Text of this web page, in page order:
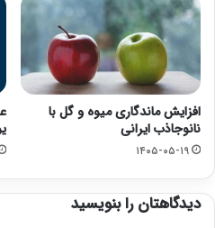
افزایش ماندگاری میوه و گل با
نانوجاذب ایرانی
۱۴۰۵-۰۵-۱۹
دیدگاهتان را بنویسید